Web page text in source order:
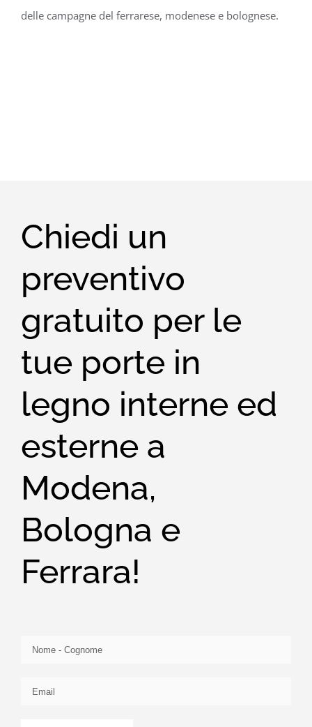
delle campagne del ferrarese, modenese e bolognese.
Chiedi un
preventivo
gratuito per le
tue porte in
legno interne ed
esterne a
Modena,
Bologna e
Ferrara!